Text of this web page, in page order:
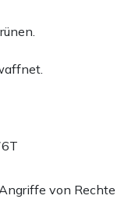
von Rechte